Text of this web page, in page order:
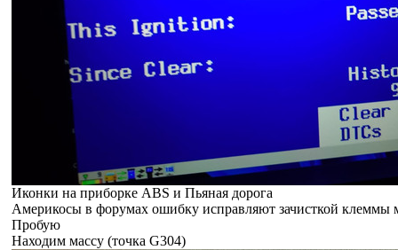
Иконки на приборке ABS и Пьяная дорога
Америкосы в форумах ошибку исправляют зачисткой клеммы
Пробую
Находим массу (точка G304)